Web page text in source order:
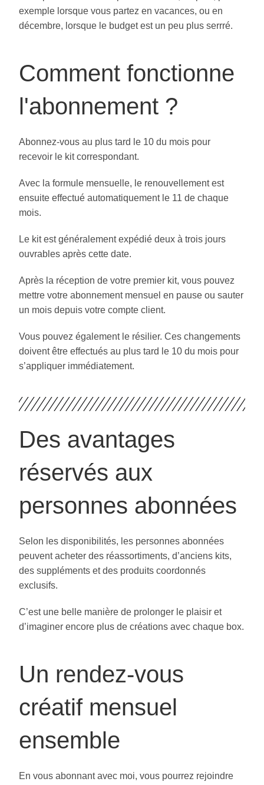
exemple lorsque vous partez en vacances, ou en
décembre, lorsque le budget est un peu plus serrré.
Comment fonctionne
l'abonnement ?
Abonnez-vous au plus tard le 10 du mois pour
recevoir le kit correspondant.
Avec la formule mensuelle, le renouvellement est
ensuite effectué automatiquement le 11 de chaque
mois.
Le kit est généralement expédié deux à trois jours
ouvrables après cette date.
Après la réception de votre premier kit, vous pouvez
mettre votre abonnement mensuel en pause ou sauter
un mois depuis votre compte client.
Vous pouvez également le résilier. Ces changements
doivent être effectués au plus tard le 10 du mois pour
s’appliquer immédiatement.
Des avantages
réservés aux
personnes abonnées
Selon les disponibilités, les personnes abonnées
peuvent acheter des réassortiments, d’anciens kits,
des suppléments et des produits coordonnés
exclusifs.
C’est une belle manière de prolonger le plaisir et
d’imaginer encore plus de créations avec chaque box.
Un rendez-vous
créatif mensuel
ensemble
En vous abonnant avec moi, vous pourrez rejoindre